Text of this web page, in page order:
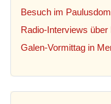
Besuch im Paulusdom
Radio-Interviews
Galen-Vormittag in